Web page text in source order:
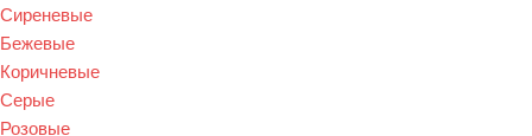
Сиреневые
Бежевые
Коричневые
Серые
Розовые